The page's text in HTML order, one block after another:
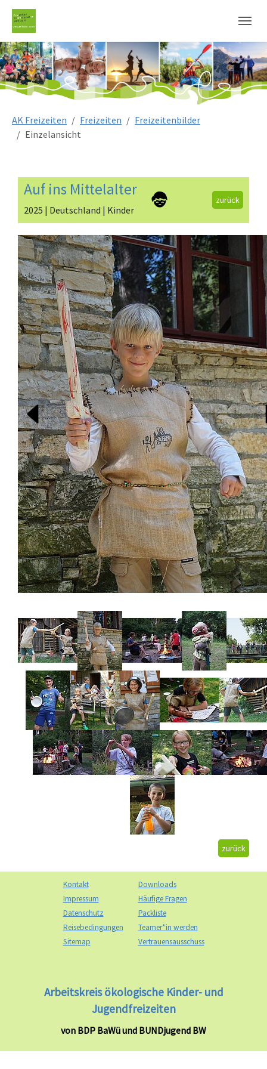
AK Freizeiten Freizeiten
Freizeitenbilder
Einzelansicht
Auf ins Mittelalter
2025 | Deutschland | Kinder
zurück
zurück
Kontakt
Impressum
Datenschutz
Reisebedingungen
Sitemap
Downloads
Häufige Fragen
Packliste
Teamer*in werden
Vertrauensausschuss
Arbeitskreis ökologische Kinder- und
Jugendfreizeiten
von BDP BaWü und BUNDjugend BW